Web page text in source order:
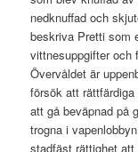
nedknuffad och
beskriva Pretti som
vittnesuppgifter och
Övervåldet är
försök att
att gå beväpnad på
trogna i
stadfäst rättighet att